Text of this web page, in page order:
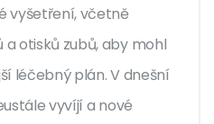
vyšetření, včetně
otisků zubů, aby mohl
léčebný plán. V dnešní
vyvíjí a nové